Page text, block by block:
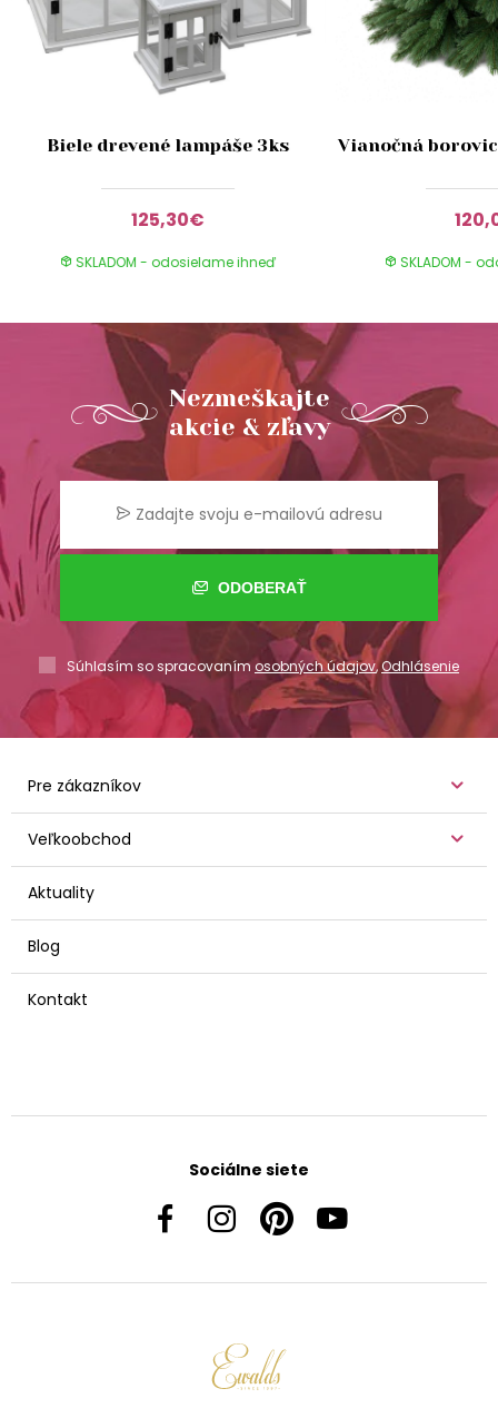
Biele drevené lampáše 3ks
125,30€
SKLADOM - odosielame ihneď
Vianočná
SKLADOM -
Nezmeškajte
akcie & zľavy
ODOBERAŤ
Súhlasím so spracovaním osobných údajov,Odhlásenie
Pre zákazníkov
Veľkoobchod
Aktuality
Blog
Kontakt
Sociálne siete